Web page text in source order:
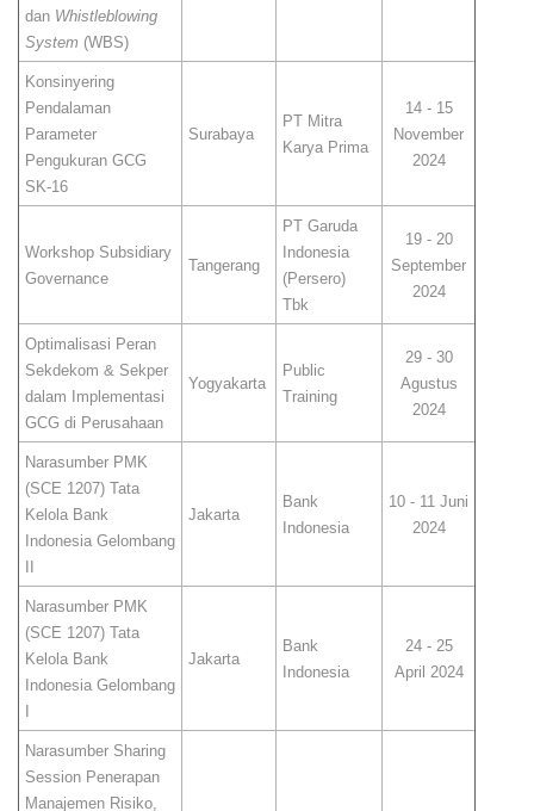
dan Whistleblowing
System (WBS)
Konsinyering
Pendalaman
Parameter
Pengukuran GCG
SK-16
Surabaya
PT Mitra
Karya Prima
14 - 15
November
2024
Workshop Subsidiary
Governance
Tangerang
PT Garuda
Indonesia
(Persero)
Tbk
19 - 20
September
2024
Optimalisasi Peran
Sekdekom & Sekper
dalam Implementasi
GCG di Perusahaan
Yogyakarta
Public
Training
29 - 30
Agustus
2024
Narasumber PMK
(SCE 1207) Tata
Kelola Bank
Indonesia Gelombang
II
Jakarta
Bank
Indonesia
10 - 11 Juni
2024
Narasumber PMK
(SCE 1207) Tata
Kelola Bank
Indonesia Gelombang
I
Jakarta
Bank
Indonesia
24 - 25
April 2024
Narasumber Sharing
Session Penerapan
Manajemen Risiko,